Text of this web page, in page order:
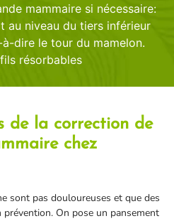
mammaire si nécessaire:
au niveau du tiers inférieur
dire le tour du mamelon.
résorbables
de la correction de
chez
sont pas douloureuses et que des
On pose un pansement